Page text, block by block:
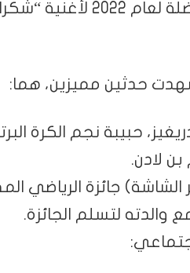
السورية أصالة
حدثين مميزين، هما:
حبيبة نجم الكرة
لادن.
الشاشة) جائزة
لتسلم الجائزة.